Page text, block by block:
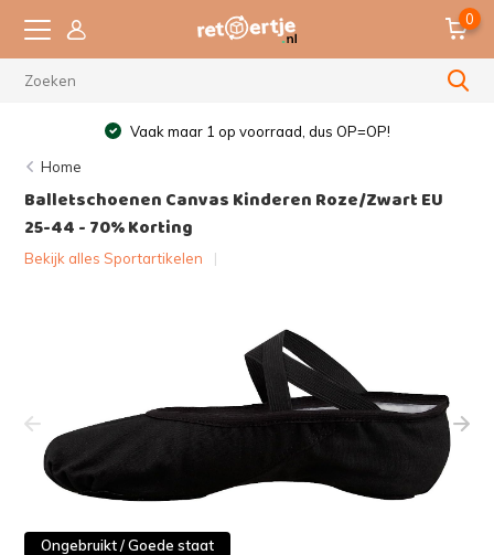
0
Vaak maar 1 op voorraad, dus OP=OP!
Home
Balletschoenen Canvas Kinderen Roze/Zwart EU
25-44 - 70% Korting
Bekijk alles Sportartikelen
Ongebruikt / Goede staat